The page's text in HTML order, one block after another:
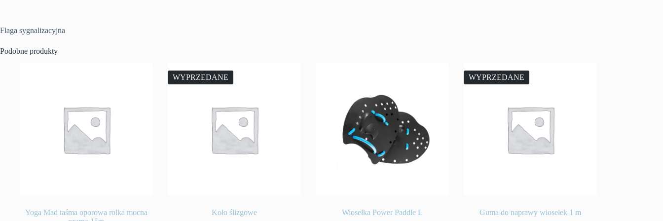
Flaga sygnalizacyjna
Podobne produkty
Yoga Mad taśma oporowa rolka mocna
WYPRZEDANE
Koło ślizgowe Wiosełka Power Paddle L
WYPRZEDANE
Guma do naprawy wiosełek 1 m